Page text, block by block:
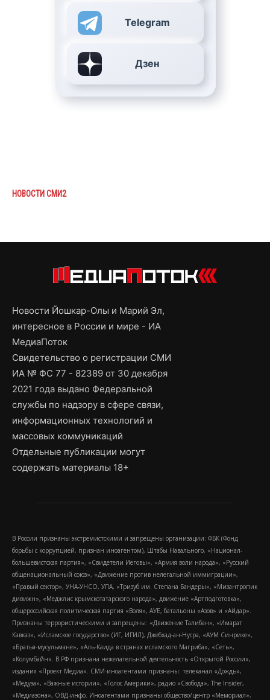
Telegram
Дзен
НОВОСТИ СМИ2
Новости Йошкар-Олы и Марий Эл,
интересное в России и мире - ИА
МедиаПоток
Свидетельство о регистрации СМИ
ИА № ФС 77 - 82389 от 30 декабря
2021 года выдано Федеральной
службы по надзору в сфере связи,
информационных технологий и
массовых коммуникаций
Отдельные публикации могут
содержать материалы 18+
В России признаны экстремистскими и запрещены организации: ФБК (Фонд
борьбы с коррупцией, признан иноагентом), Штабы Навального, «Национал-
большевистская партия», «Свидетели Иеговы», «Армия воли народа», «Русский
общенациональный союз», «Движение против нелегальной иммиграции»,
«Правый сектор», УНА-УНСО, УПА, «Тризуб им. Степана Бандеры», «Мизантропик
дивижн», «Меджлис крымскотатарского народа», движение «Артподготовка»,
общероссийская политическая партия «Воля», АУЕ, батальоны «Азов» и «Айдар».
Признаны террористическими и запрещены: «Движение Талибан», «Имарат
Кавказ», «Исламское государство» (ИГ, ИГИЛ), Джебхад-ан-Нусра, «АУМ Синрике»,
«Братья-мусульмане», «Аль-Каида в странах исламского Магриба», «Сеть»,
«Колумбайн». В РФ признана нежелательной деятельность «Открытой России»,
издания «Проект Медиа». СМИ-иноагентами признаны: телеканал «Дождь»,
«Медуза», «Важные истории», «Голос Америки», радио «Свобода», The Insider,
«Медиазона», ОВД-инфо. Иноагентами признаны общество/центр «Мемориал»,